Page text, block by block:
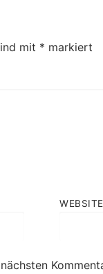
mit * markiert
WEBSITE